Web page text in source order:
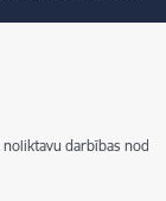
darbības